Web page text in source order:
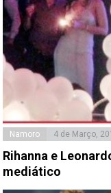
Namoro 4 de Março,
Rihanna e
mediático